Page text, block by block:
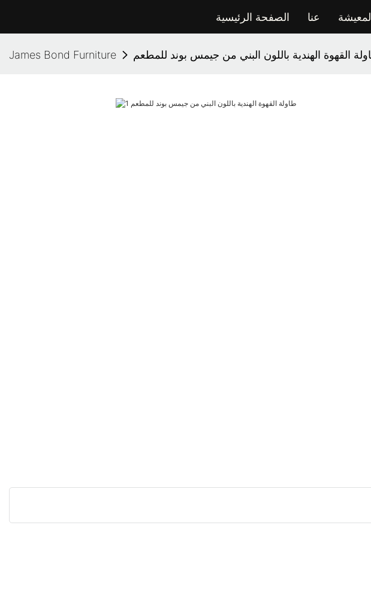
الصفحة الرئيسية عنا
James Bond Furniture القهوة الهندية باللون البني من جيمس بوند للمطعم